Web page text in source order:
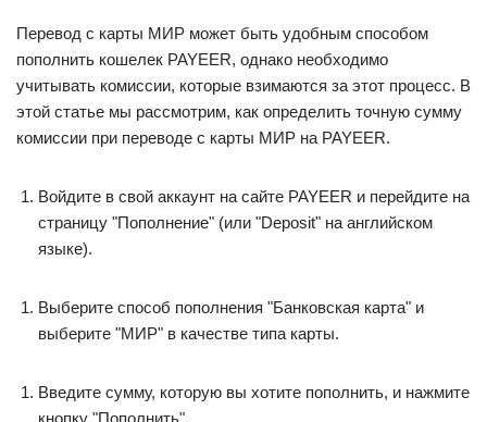
Перевод с карты МИР может быть удобным способом
пополнить кошелек PAYEER, однако необходимо
учитывать комиссии, которые взимаются за этот процесс. В
этой статье мы рассмотрим, как определить точную сумму
комиссии при переводе с карты МИР на PAYEER.
Войдите в свой аккаунт на сайте PAYEER и перейдите на
страницу "Пополнение" (или "Deposit" на английском
языке).
Выберите способ пополнения "Банковская карта" и
выберите "МИР" в качестве типа карты.
Введите сумму, которую вы хотите пополнить, и нажмите
кнопку "Пополнить".